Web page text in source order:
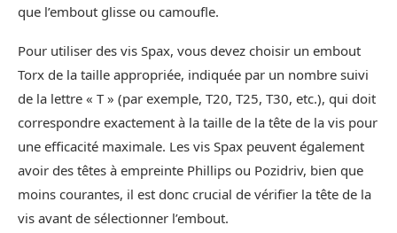
que l’embout glisse ou camoufle.
Pour utiliser des vis Spax, vous devez choisir un embout
Torx de la taille appropriée, indiquée par un nombre suivi
de la lettre « T » (par exemple, T20, T25, T30, etc.), qui doit
correspondre exactement à la taille de la tête de la vis pour
une efficacité maximale. Les vis Spax peuvent également
avoir des têtes à empreinte Phillips ou Pozidriv, bien que
moins courantes, il est donc crucial de vérifier la tête de la
vis avant de sélectionner l’embout.